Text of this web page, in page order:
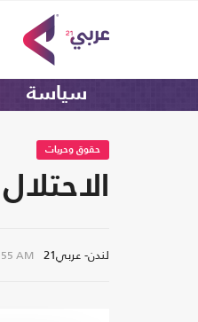
سياسة
حقوق وحريات
لندن- عربي21 AM